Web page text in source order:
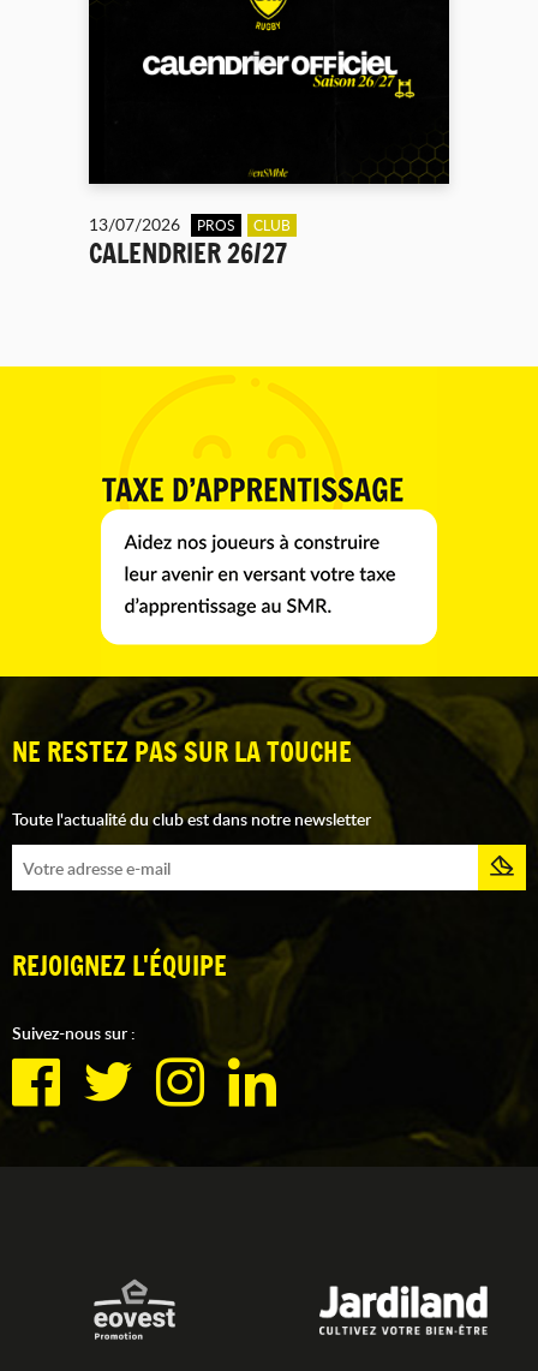
13/07/2026 PROS CLUB
CALENDRIER 26/27
NE RESTEZ PAS SUR LA TOUCHE
Toute l'actualité du club est dans notre newsletter
REJOIGNEZ L'ÉQUIPE
Suivez-nous sur :